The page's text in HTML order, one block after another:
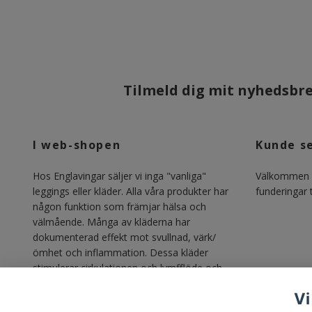
Tilmeld dig mit
I web-shopen
Hos Englavingar säljer vi inga "vanliga"
leggings eller kläder. Alla våra produkter har
någon funktion som främjar hälsa och
välmående. Många av kläderna har
dokumenterad effekt mot svullnad, värk/
ömhet och inflammation. Dessa kläder
stimulerar cirkulationen och lymfflöde och
Kunde
funderingar